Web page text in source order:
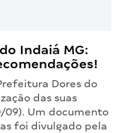
Indaiá MG:
Dores do
das suas
09). Um documento
foi divulgado pela